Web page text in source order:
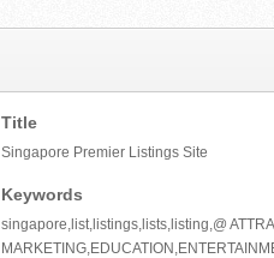
Title
Singapore Premier Listings Site
Keywords
singapore,list,listings,lists,listing,@